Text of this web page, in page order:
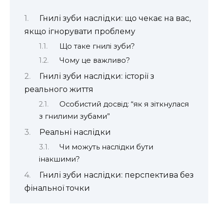
Гнилі зуби наслідки: що чекає на вас,
якщо ігнорувати проблему
Що таке гнилі зуби?
Чому це важливо?
Гнилі зуби наслідки: історії з
реального життя
Особистий досвід: “як я зіткнулася
з гнилими зубами”
Реальні наслідки
Чи можуть наслідки бути
інакшими?
Гнилі зуби наслідки: перспектива без
фінальної точки